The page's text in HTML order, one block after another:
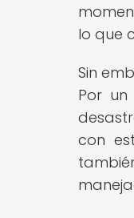
lo que
Sin
Por
con